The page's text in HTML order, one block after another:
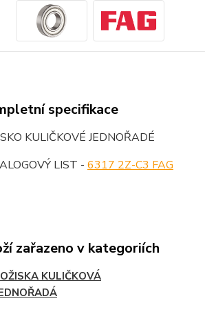
specifikace
KULIČKOVÉ JEDNOŘADÉ
LIST - 6317 2Z-C3 FAG
zařazeno v kategoriích
KULIČKOVÁ